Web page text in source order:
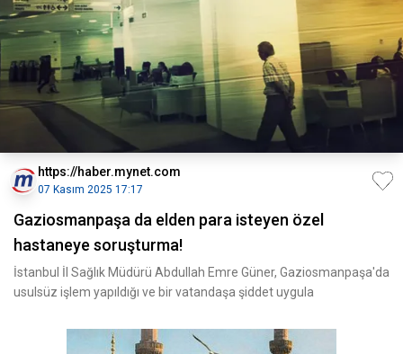
https://haber.mynet.com
07 Kasım 2025 17:17
Gaziosmanpaşa da elden para isteyen özel
hastaneye soruşturma!
İstanbul İl Sağlık Müdürü Abdullah Emre Güner, Gaziosmanpaşa'da
usulsüz işlem yapıldığı ve bir vatandaşa şiddet uygula